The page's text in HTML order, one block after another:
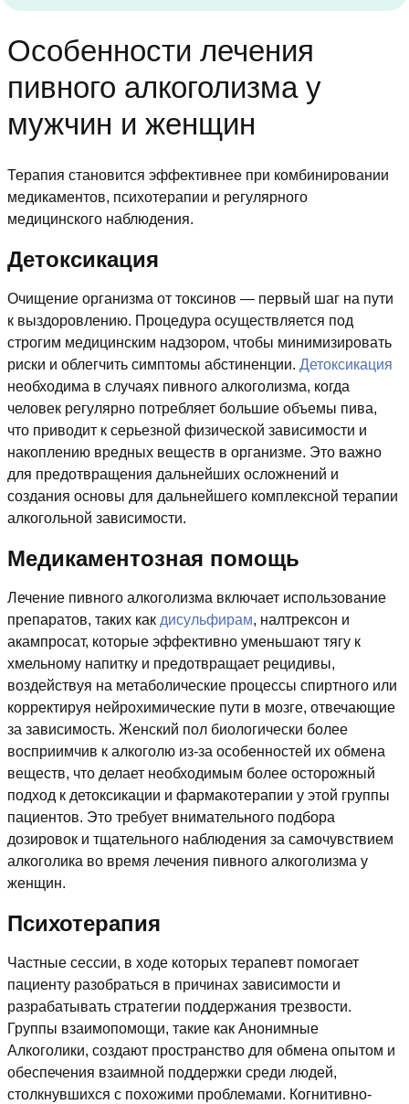
Особенности лечения
пивного алкоголизма у
мужчин и женщин
Терапия становится эффективнее при комбинировании
медикаментов, психотерапии и регулярного
медицинского наблюдения.
Детоксикация
Очищение организма от токсинов — первый шаг на пути
к выздоровлению. Процедура осуществляется под
строгим медицинским надзором, чтобы минимизировать
риски и облегчить симптомы абстиненции. Детоксикация
необходима в случаях пивного алкоголизма, когда
человек регулярно потребляет большие объемы пива,
что приводит к серьезной физической зависимости и
накоплению вредных веществ в организме. Это важно
для предотвращения дальнейших осложнений и
создания основы для дальнейшего комплексной терапии
алкогольной зависимости.
Медикаментозная помощь
Лечение пивного алкоголизма включает использование
препаратов, таких как дисульфирам, налтрексон и
акампросат, которые эффективно уменьшают тягу к
хмельному напитку и предотвращает рецидивы,
воздействуя на метаболические процессы спиртного или
корректируя нейрохимические пути в мозге, отвечающие
за зависимость. Женский пол биологически более
восприимчив к алкоголю из-за особенностей их обмена
веществ, что делает необходимым более осторожный
подход к детоксикации и фармакотерапии у этой группы
пациентов. Это требует внимательного подбора
дозировок и тщательного наблюдения за самочувствием
алкоголика во время лечения пивного алкоголизма у
женщин.
Психотерапия
Частные сессии, в ходе которых терапевт помогает
пациенту разобраться в причинах зависимости и
разрабатывать стратегии поддержания трезвости.
Группы взаимопомощи, такие как Анонимные
Алкоголики, создают пространство для обмена опытом и
обеспечения взаимной поддержки среди людей,
столкнувшихся с похожими проблемами. Когнитивно-